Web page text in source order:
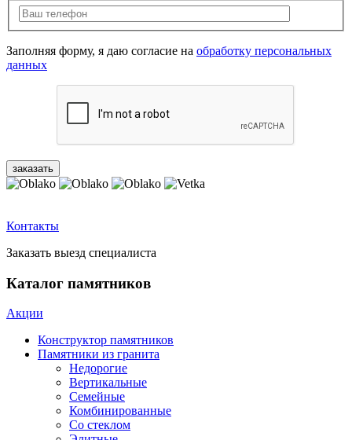
Заполняя форму, я даю согласие на обработку персональных
данных
Контакты
Заказать выезд специалиста
Каталог памятников
Акции
Конструктор памятников
Памятники из гранита
Недорогие
Вертикальные
Семейные
Комбинированные
Со стеклом